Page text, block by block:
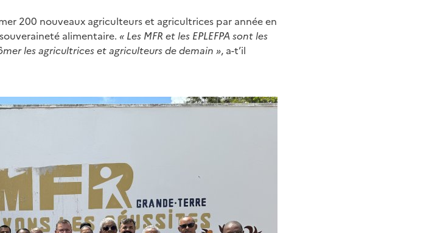
200 nouveaux agriculteurs et agricultrices par année en
alimentaire. « Les MFR et les EPLEFPA sont les
les agricultrices et agriculteurs de demain », a-t’il